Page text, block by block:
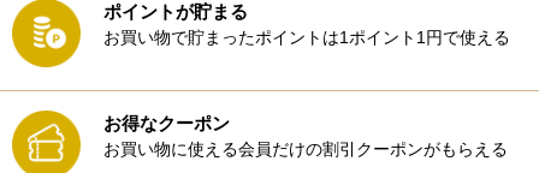
ポイントが貯まる
お買い物で貯まったポイントは1ポイント1円で使える
お得なクーポン
お買い物に使える会員だけの割引クーポンがもらえる